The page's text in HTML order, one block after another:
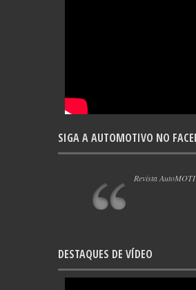
SIGA A AUTOMOTIVO NO
Revista
DESTAQUES DE VÍDEO